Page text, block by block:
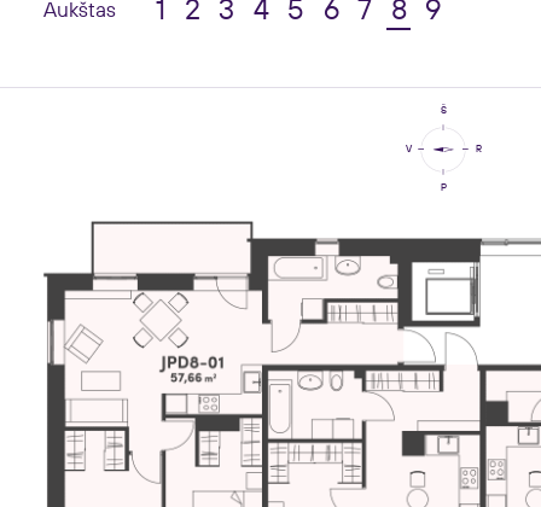
Aukštas 1 2 3 4 5 6 7 8 9
Š
P
R
V